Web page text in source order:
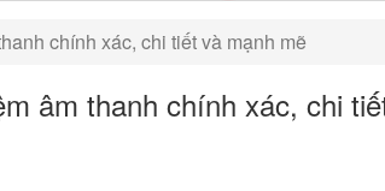
chính xác, chi tiết và mạnh mẽ
âm thanh chính xác, chi